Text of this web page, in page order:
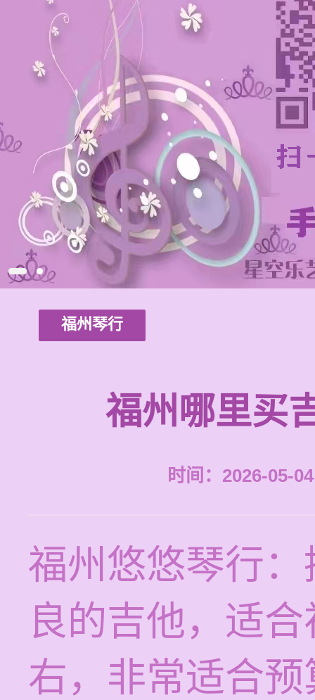
福州琴行
福州哪里买
时间：2026-05-
福州悠悠琴行
良的吉他，适
右，非常适合